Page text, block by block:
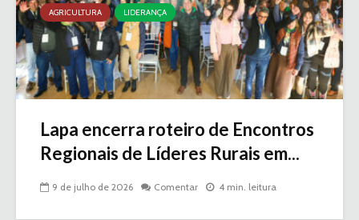
AGRICULTURA LIDERANÇA
Lapa encerra roteiro de Encontros
Regionais de Líderes Rurais em...
9 de julho de 2026 Comentar 4 min. leitura